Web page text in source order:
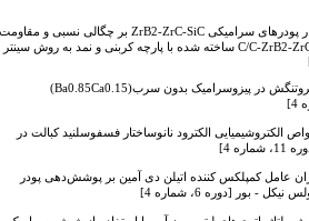
بررسی اثر مقدار پودرهای سرامیکی ZrB2-ZrC-SiC بر چگالی نسبی و مقاومت
به اکسیداسیون کامپوزیت C/C-ZrB2-ZrC-SiC ساخته شده با پارچه کربنی و نمد به روش سینتر
بررسی رفتار الکتروتنگش در پیزوسرامیک بدون سرب(Ba0.85Ca0.15)
الکترود نانوساختار فسفوسلنید کبالت در
4]
عامل کمپلکس کننده اتیلن دی آمین بر پوشش‌دهی پودر
- بور [دوره 6، شماره 4]